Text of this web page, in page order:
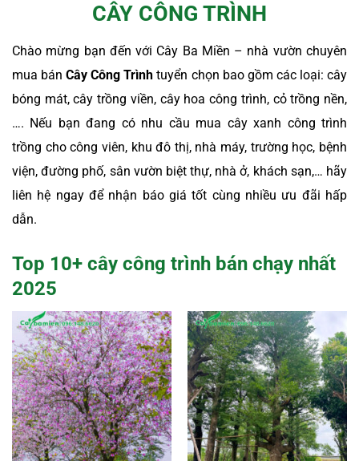
CÂY CÔNG TRÌNH
Chào mừng bạn đến với Cây Ba Miền – nhà vườn chuyên
mua bánCây Công Trình tuyển chọn bao gồm các loại: cây
bóng mát, cây trồng viền, cây hoa công trình, cỏ trồng nền,
…. Nếu bạn đang có nhu cầu mua cây xanh công trình
trồng cho công viên, khu đô thị, nhà máy, trường học, bệnh
viện, đường phố, sân vườn biệt thự, nhà ở, khách sạn,… hãy
liên hệ ngay để nhận báo giá tốt cùng nhiều ưu đãi hấp
dẫn.
Top 10+ cây công trình bán chạy nhất
2025